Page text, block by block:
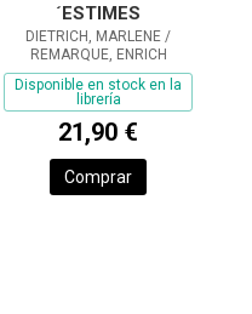
´ESTIMES
DIETRICH, MARLENE /
REMARQUE, ENRICH
Disponible en stock en la
librería
21,90 €
Comprar